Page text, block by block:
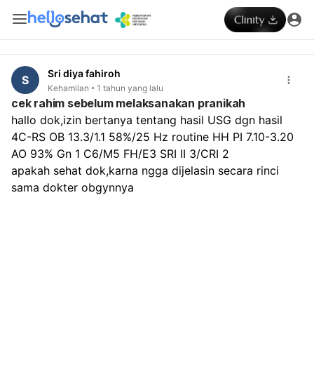
S Sri diya fahiroh
Kehamilan 1 tahun yang lalu
cek rahim sebelum melaksanakan pranikah
hallo dok,izin bertanya tentang hasil USG dgn hasil
4C-RS OB 13.3/1.1 58%/25 Hz routine HH PI 7.10-3.20
AO 93% Gn 1 C6/M5 FH/E3 SRI II 3/CRI 2
apakah sehat dok,karna ngga dijelasin secara rinci
sama dokter obgynnya